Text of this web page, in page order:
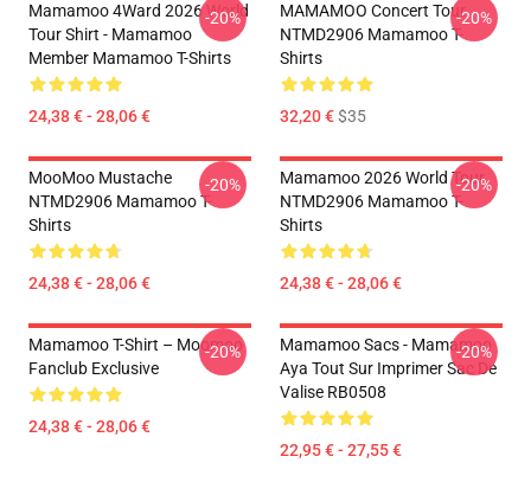
Mamamoo 4Ward 2026 World
Tour Shirt - Mamamoo
Member Mamamoo T-Shirts
24,38 € - 28,06 €
-20%
MAMAMOO Concert Tour
NTMD2906 Mamamoo T-
Shirts
32,20 €$35
-20%
MooMoo Mustache
NTMD2906 Mamamoo T-
Shirts
24,38 € - 28,06 €
-20%
Mamamoo 2026 World Tour
NTMD2906 Mamamoo T-
Shirts
24,38 € - 28,06 €
-20%
Mamamoo T-Shirt – Moomoo
Fanclub Exclusive
24,38 € - 28,06 €
-20%
Mamamoo Sacs - Mamamoo
Aya Tout Sur Imprimer Sac De
Valise RB0508
22,95 € - 27,55 €
-20%